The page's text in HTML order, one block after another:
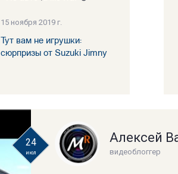
15 ноября 2019 г.
Тут вам не игрушки:
сюрпризы от Suzuki Jimny
24
июл
Алексей
видеоблоггер